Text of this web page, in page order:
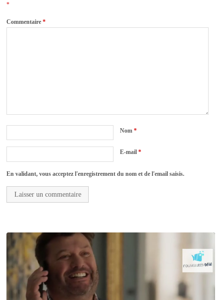
*
Commentaire*
Nom*
E-mail*
En validant, vous acceptez l'enregistrement du nom et de l'email saisis.